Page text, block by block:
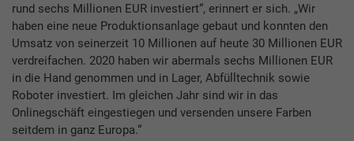
rund sechs Millionen EUR investiert“, erinnert er sich. „Wir
haben eine neue Produktionsanlage gebaut und konnten den
Umsatz von seinerzeit 10 Millionen auf heute 30 Millionen EUR
verdreifachen. 2020 haben wir abermals sechs Millionen EUR
in die Hand genommen und in Lager, Abfülltechnik sowie
Roboter investiert. Im gleichen Jahr sind wir in das
Onlinegschäft eingestiegen und versenden unsere Farben
seitdem in ganz Europa.“